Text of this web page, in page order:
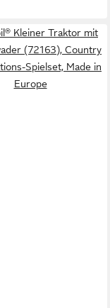
Kleiner Traktor mit
(72163), Country
Spielset, Made in
Europe